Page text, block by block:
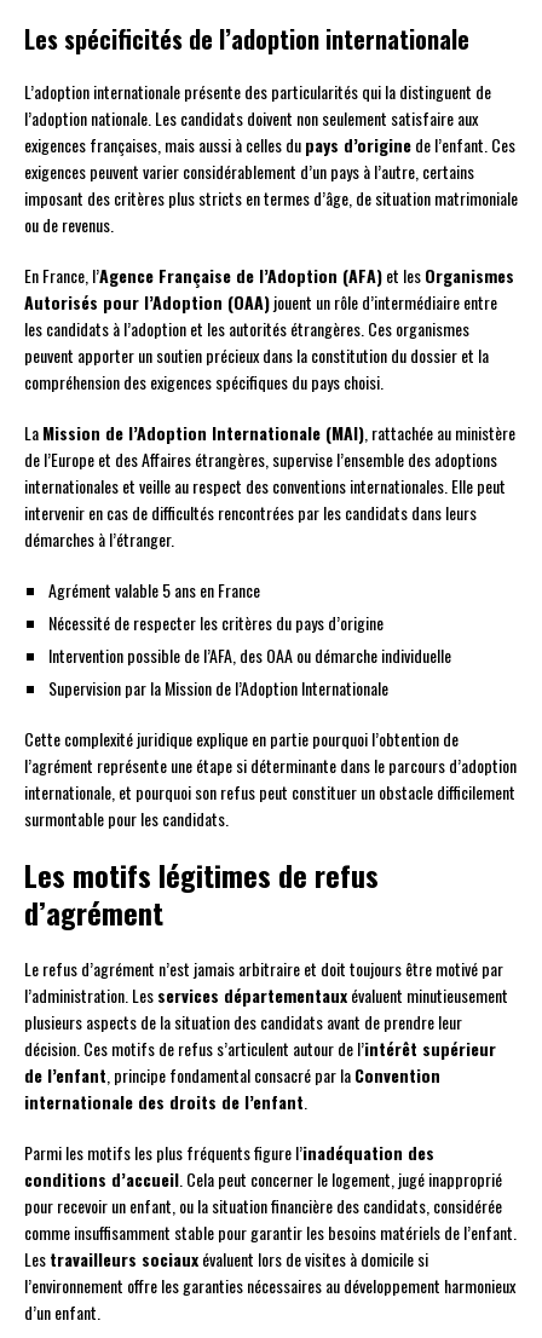
Les spécificités de l’adoption internationale
L’adoption internationale présente des particularités qui la distinguent de
l’adoption nationale. Les candidats doivent non seulement satisfaire aux
exigences françaises, mais aussi à celles dupays d’originede l’enfant. Ces
exigences peuvent varier considérablement d’un pays à l’autre, certains
imposant des critères plus stricts en termes d’âge, de situation matrimoniale
ou de revenus.
En France, l’Agence Française de l’Adoption (AFA)et lesOrganismes
Autorisés pour l’Adoption (OAA)jouent un rôle d’intermédiaire entre
les candidats à l’adoption et les autorités étrangères. Ces organismes
peuvent apporter un soutien précieux dans la constitution du dossier et la
compréhension des exigences spécifiques du pays choisi.
LaMission de l’Adoption Internationale (MAI), rattachée au ministère
de l’Europe et des Affaires étrangères, supervise l’ensemble des adoptions
internationales et veille au respect des conventions internationales. Elle peut
intervenir en cas de difficultés rencontrées par les candidats dans leurs
démarches à l’étranger.
Agrément valable 5 ans en France
Nécessité de respecter les critères du pays d’origine
Intervention possible de l’AFA, des OAA ou démarche individuelle
Supervision par la Mission de l’Adoption Internationale
Cette complexité juridique explique en partie pourquoi l’obtention de
l’agrément représente une étape si déterminante dans le parcours d’adoption
internationale, et pourquoi son refus peut constituer un obstacle difficilement
surmontable pour les candidats.
Les motifs légitimes de refus
d’agrément
Le refus d’agrément n’est jamais arbitraire et doit toujours être motivé par
l’administration. Lesservices départementauxévaluent minutieusement
plusieurs aspects de la situation des candidats avant de prendre leur
décision. Ces motifs de refus s’articulent autour de l’intérêt supérieur
de l’enfant, principe fondamental consacré par laConvention
internationale des droits de l’enfant.
Parmi les motifs les plus fréquents figure l’inadéquation des
conditions d’accueil. Cela peut concerner le logement, jugé inapproprié
pour recevoir un enfant, ou la situation financière des candidats, considérée
comme insuffisamment stable pour garantir les besoins matériels de l’enfant.
Lestravailleurs sociauxévaluent lors de visites à domicile si
l’environnement offre les garanties nécessaires au développement harmonieux
d’un enfant.